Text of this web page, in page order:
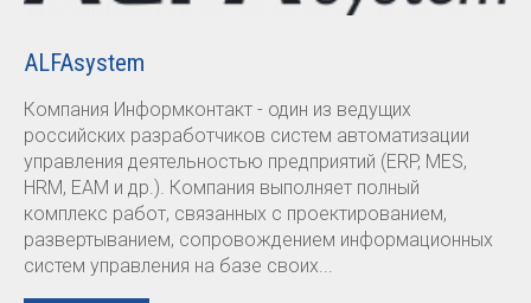
ALFAsystem
Компания Информконтакт - один из ведущих
российских разработчиков систем автоматизации
управления деятельностью предприятий (ERP, MES,
HRM, EAM и др.). Компания выполняет полный
комплекс работ, связанных с проектированием,
развертыванием, сопровождением информационных
систем управления на базе своих...